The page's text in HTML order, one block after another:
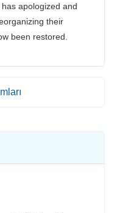
apologized and
their
been restored.